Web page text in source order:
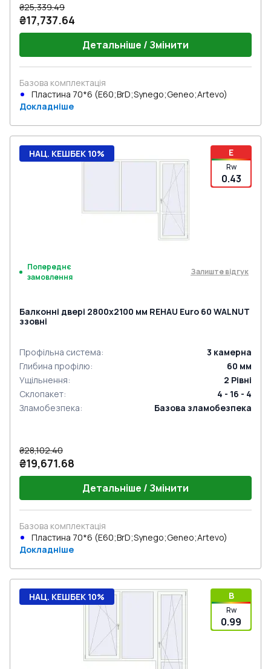
₴25,339.49
₴17,737.64
Детальніше / Змінити
Базова комплектація
Пластина 70*6 (E60;BrD;Synego;Geneo;Artevo)
Докладніше
E
Rw
0.43
НАЦ. КЕШБЕК 10%
Попереднє
замовлення
Залиште відгук
Балконні двері 2800x2100 мм REHAU Euro 60 WALNUT
ззовні
Профільна система: 3 камерна
Глибина профілю: 60 мм
Ущільнення: 2 Рівні
Склопакет:
4 - 16 - 4
Зламобезпека: Базова зламобезпека
₴28,102.40
₴19,671.68
Детальніше / Змінити
Базова комплектація
Пластина 70*6 (E60;BrD;Synego;Geneo;Artevo)
Докладніше
B
Rw
0.99
НАЦ. КЕШБЕК 10%